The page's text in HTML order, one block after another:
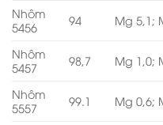
Nhôm
5456
94 Mg 5,1;
Nhôm
5457
98,7 Mg 1,0;
Nhôm
5557
99.1 Mg 0,6;